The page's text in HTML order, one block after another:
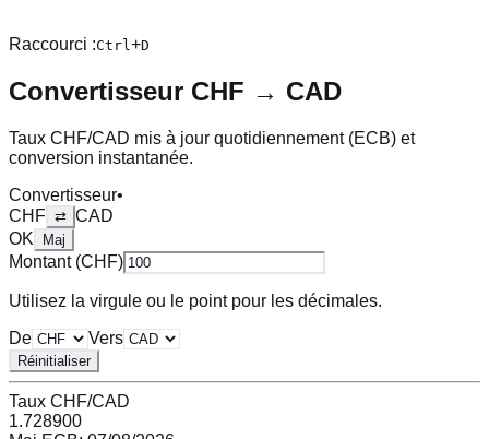
Raccourci :Ctrl+D
Convertisseur CHF → CAD
Taux CHF/CAD mis à jour quotidiennement (ECB) et
conversion instantanée.
Convertisseur•
CHF ⇄ CAD
OK
Maj
Montant (CHF)
Utilisez la virgule ou le point pour les décimales.
De
Vers
Réinitialiser
Taux CHF/CAD
1.728900